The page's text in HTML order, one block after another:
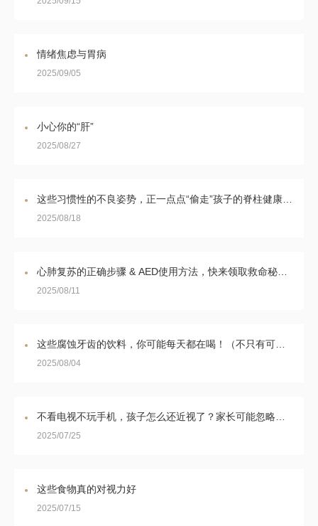
情绪焦虑与胃病
2025/09/05
小心你的“肝”
2025/08/27
2025/08/18
2025/08/11
2025/08/04
2025/07/25
这些食物真的对视力好
2025/07/15